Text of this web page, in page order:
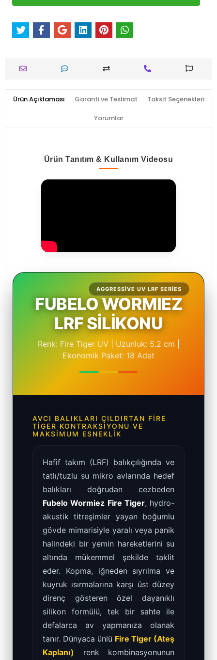
Ürün Açıklaması Garanti ve Teslimat Taksit Seçenekleri
Yorumlar
Ürün Tanıtım & Kullanım Videosu
AGGRESSIVE UV LRF SERIES
FUBELO WORMIEZ
LRF SİLİKONU
Renk: Fire Tiger UV | Uzunluk: 5.2 cm |
Ekonomik Paket: 18 Adet
AVCI BALIKLARI ÇILDIRTAN FIRE
TIGER KONTRAKSIYONU VE
MAKSIMUM ESNEKLIK
Hafif takım (LRF) balıkçılığında ve
tatlı/tuzlu su mikro avlarında hedef
balıkları doğrudan cezbeden
Fubelo Wormiez Fire Tiger, hydro-
akustik titreşimler yayan boğumlu
gövde mimarisiyle yaralı veya panik
halindeki bir yemin hareketlerini su
altında mükemmel şekilde taklit
eder. Kopma, iğneden sıyrılma ve
kuyruk ısırmalarına karşı üst düzey
direnç gösteren özel dayanıklı
silikon formülü, tek bir sahte ile
defalarca av yapmanıza olanak
tanır. Dünyaca ünlü Fire Tiger (Ateş
Kaplanı) renk kombinasyonunun